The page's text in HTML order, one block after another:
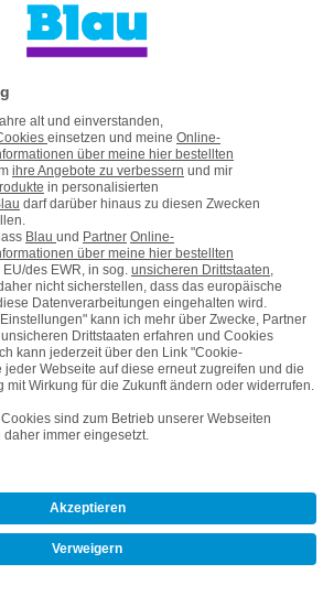
Newsletter bitte
Netztest
ausgezeichnete Netzqualität.
Mehr erfahren
Normalnutzer